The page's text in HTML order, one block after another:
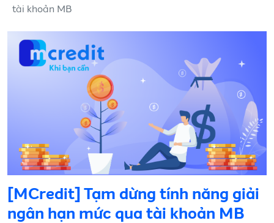
tài khoản MB
[MCredit] Tạm dừng tính năng giải
ngân hạn mức qua tài khoản MB